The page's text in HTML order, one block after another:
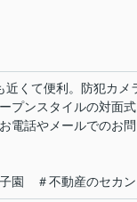
くて便利。防犯カ
プンスタイルの対面
電話やメールでのお
＃不動産のセカン